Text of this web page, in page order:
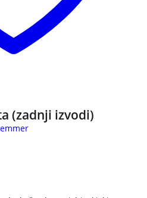
(zadnji izvodi)